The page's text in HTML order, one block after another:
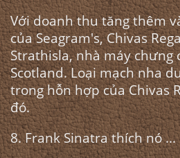
Với doanh thu tăng thêm
của Seagram's, Chivas
Strathisla, nhà máy chưng
Scotland. Loại mạch nha
trong hỗn hợp của Chivas
đó.
8. Frank Sinatra thích nó ...